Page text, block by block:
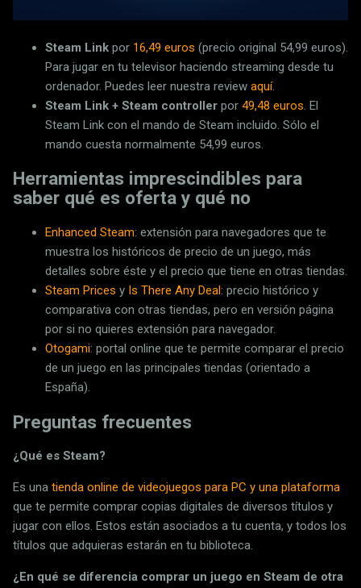
Steam Link por 16,49 euros (precio original 54,99 euros).
Para jugar en tu televisor haciendo streaming desde tu
ordenador. Puedes leer nuestra review aquí.
Steam Link + Steam controller por 49,48 euros . El
Steam Link con el mando de Steam incluido. Sólo el
mando cuesta normalmente 54,99 euros.
Herramientas imprescindibles para
saber qué es oferta y qué no
Enhanced Steam: extensión para navegadores que te
muestra los históricos de precio de un juego, más
detalles sobre éste y el precio que tiene en otras tiendas.
Steam Prices y Is There Any Deal: precio histórico y
comparativa con otras tiendas, pero en versión página
por si no quieres extensión para navegador.
Otogami: portal online que te permite comparar el precio
de un juego en las principales tiendas (orientado a
España).
Preguntas frecuentes
¿Qué es Steam?
Es una tienda online de videojuegos para PC y una plataforma
que te permite comprar copias digitales de diversos títulos y
jugar con ellos. Estos están asociados a tu cuenta, y todos los
títulos que adquieras estarán en tu biblioteca.
¿En qué se diferencia comprar un juego en Steam de otra